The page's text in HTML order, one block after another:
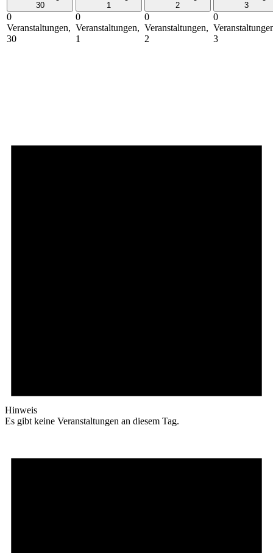
30
0
Veranstaltungen,
30
1
0
Veranstaltungen,
1
2
0
Veranstaltungen,
2
3
0
3
Hinweis
Es gibt keine Veranstaltungen an diesem Tag.